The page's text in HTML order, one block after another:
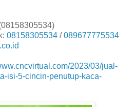
08158305534 /089677775534
2023/03/jual-
isi-5-cincin-penutup-kaca-